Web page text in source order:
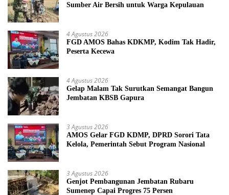
Sumber Air Bersih untuk Warga Kepulauan
4 Agustus 2026
FGD AMOS Bahas KDKMP, Kodim Tak Hadir,
Peserta Kecewa
4 Agustus 2026
Gelap Malam Tak Surutkan Semangat Bangun
Jembatan KBSB Gapura
3 Agustus 2026
AMOS Gelar FGD KDMP, DPRD Sorori Tata
Kelola, Pemerintah Sebut Program Nasional
3 Agustus 2026
Genjot Pembangunan Jembatan Rubaru
Sumenep Capai Progres 75 Persen